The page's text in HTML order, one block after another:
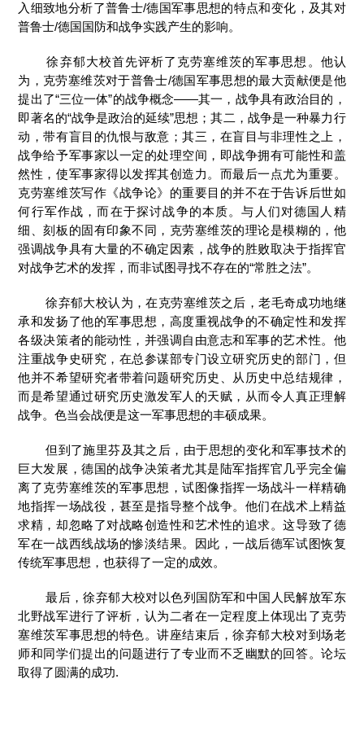
入细致地分析了普鲁士/德国军事思想的特点和变化，及其对
普鲁士/德国国防和战争实践产生的影响。
徐弃郁大校首先评析了克劳塞维茨的军事思想。他认
为，克劳塞维茨对于普鲁士/德国军事思想的最大贡献便是他
提出了“三位一体”的战争概念——其一，战争具有政治目的，
即著名的“战争是政治的延续”思想；其二，战争是一种暴力行
动，带有盲目的仇恨与敌意；其三，在盲目与非理性之上，
战争给予军事家以一定的处理空间，即战争拥有可能性和盖
然性，使军事家得以发挥其创造力。而最后一点尤为重要。
克劳塞维茨写作《战争论》的重要目的并不在于告诉后世如
何行军作战，而在于探讨战争的本质。与人们对德国人精
细、刻板的固有印象不同，克劳塞维茨的理论是模糊的，他
强调战争具有大量的不确定因素，战争的胜败取决于指挥官
对战争艺术的发挥，而非试图寻找不存在的“常胜之法”。
徐弃郁大校认为，在克劳塞维茨之后，老毛奇成功地继
承和发扬了他的军事思想，高度重视战争的不确定性和发挥
各级决策者的能动性，并强调自由意志和军事的艺术性。他
注重战争史研究，在总参谋部专门设立研究历史的部门，但
他并不希望研究者带着问题研究历史、从历史中总结规律，
而是希望通过研究历史激发军人的天赋，从而令人真正理解
战争。色当会战便是这一军事思想的丰硕成果。
但到了施里芬及其之后，由于思想的变化和军事技术的
巨大发展，德国的战争决策者尤其是陆军指挥官几乎完全偏
离了克劳塞维茨的军事思想，试图像指挥一场战斗一样精确
地指挥一场战役，甚至是指导整个战争。他们在战术上精益
求精，却忽略了对战略创造性和艺术性的追求。这导致了德
军在一战西线战场的惨淡结果。因此，一战后德军试图恢复
传统军事思想，也获得了一定的成效。
最后，徐弃郁大校对以色列国防军和中国人民解放军东
北野战军进行了评析，认为二者在一定程度上体现出了克劳
塞维茨军事思想的特色。讲座结束后，徐弃郁大校对到场老
师和同学们提出的问题进行了专业而不乏幽默的回答。论坛
取得了圆满的成功.